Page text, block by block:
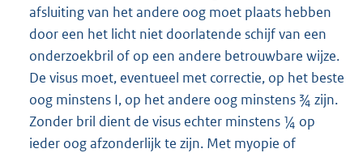
afsluiting van het andere oog moet plaats hebben
door een het licht niet doorlatende schijf van een
onderzoekbril of op een andere betrouwbare wijze.
De visus moet, eventueel met correctie, op het beste
oog minstens I, op het andere oog minstens ¾ zijn.
Zonder bril dient de visus echter minstens ¼ op
ieder oog afzonderlijk te zijn. Met myopie of